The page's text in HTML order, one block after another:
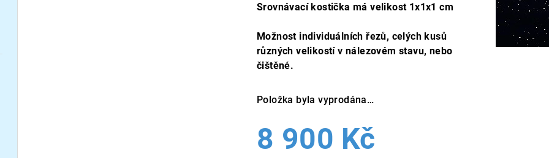
Srovnávací kostička má velikost 1x1x1 cm
Možnost individuálních řezů, celých kusů
různých velikostí v nálezovém stavu, nebo
čištěné.
Položka byla vyprodána…
8 900 Kč